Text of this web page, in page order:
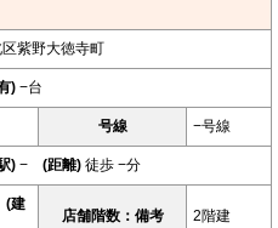
紫野大徳寺町
) −台
号線 −号線
) − (距離) 徒歩 −分
(建
店舗階数：備考 2階建